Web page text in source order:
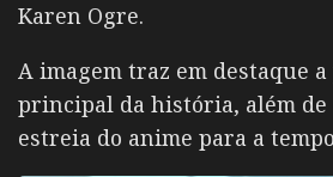
Karen Ogre.
A imagem traz em destaque
principal da história, além
estreia do anime para a